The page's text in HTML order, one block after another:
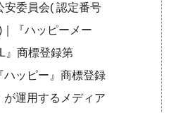
安委員会( 認定番号
『ハッピーメー
』商標登録第
ハッピー』商標登録
が運用するメディア